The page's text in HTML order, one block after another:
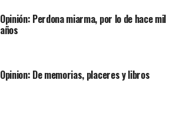
Opinión: Perdona miarma, por lo de hace mil
años
Opinion: De memorias, placeres y libros